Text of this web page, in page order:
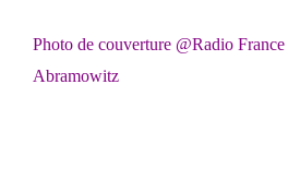
Photo de couverture @Radio France
Abramowitz